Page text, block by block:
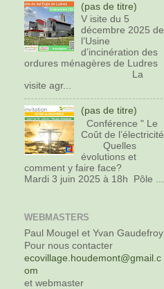
(pas de titre)
V isite du 5
décembre 2025 de
l’Usine
d’incinération des
ordures ménagères de Ludres
La
visite agr...
(pas de titre)
Conférence " Le
Coût de l’électricité
Quelles
évolutions et
comment y faire face?
Mardi 3 juin 2025 à 18h Pôle ...
WEBMASTERS
Paul Mougel et Yvan Gaudefroy
Pour nous contacter
ecovillage.houdemont@gmail.c
om
et webmaster